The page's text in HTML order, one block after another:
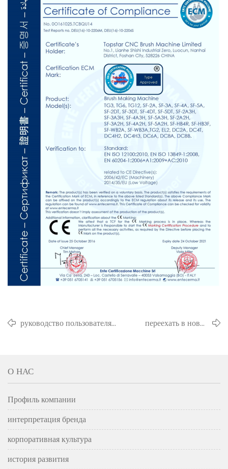
руководство пользователя
переехать в новое
О НАС
Профиль компании
интерпретация бренда
корпоративная культура
история развития